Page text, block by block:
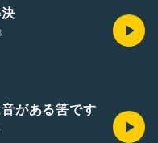
がある筈です